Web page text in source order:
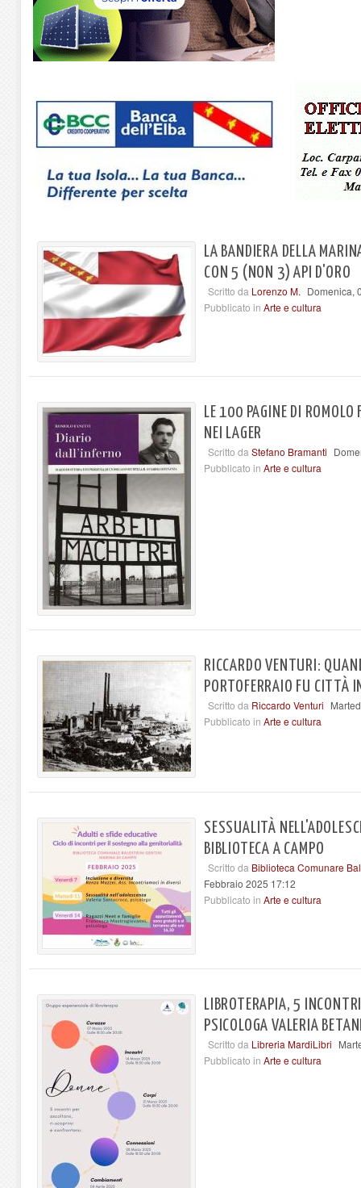
LA BANDIERA DELLA
CON 5 (NON 3) API D'ORO
Scritto da Lorenzo M. Domenica,
Pubblicato in Arte e cultura
LE 100 PAGINE DI
NEI LAGER
Scritto da Stefano Bramanti
Pubblicato in Arte e cultura
RICCARDO VENTURI:
PORTOFERRAIO FU CITTÀ
Scritto da Riccardo Venturi
Pubblicato in Arte e cultura
SESSUALITÀ
BIBLIOTECA A CAMPO
Scritto da Biblioteca Comunare
Febbraio 2025 17:12
Pubblicato in Arte e cultura
LIBROTERAPIA, 5
PSICOLOGA VALERIA
Scritto da Libreria MardiLibri
Pubblicato in Arte e cultura